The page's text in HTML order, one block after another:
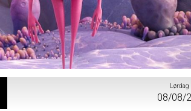
Lørdag
08/08/